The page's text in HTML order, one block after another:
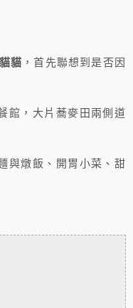
貓 ，首先聯想到是否因
館，大片蕎麥田兩側道
與燉飯、開胃小菜、甜